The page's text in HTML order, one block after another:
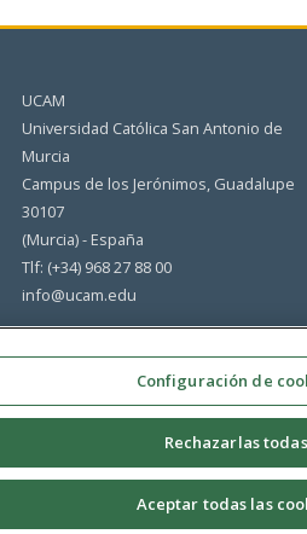
UCAM
Universidad Católica San Antonio de
Murcia
Campus de los Jerónimos, Guadalupe
30107
(Murcia) - España
Tlf: (+34) 968 27 88 00
info@ucam.edu
Configuración de
Rechazarlas todas
Aceptar todas las